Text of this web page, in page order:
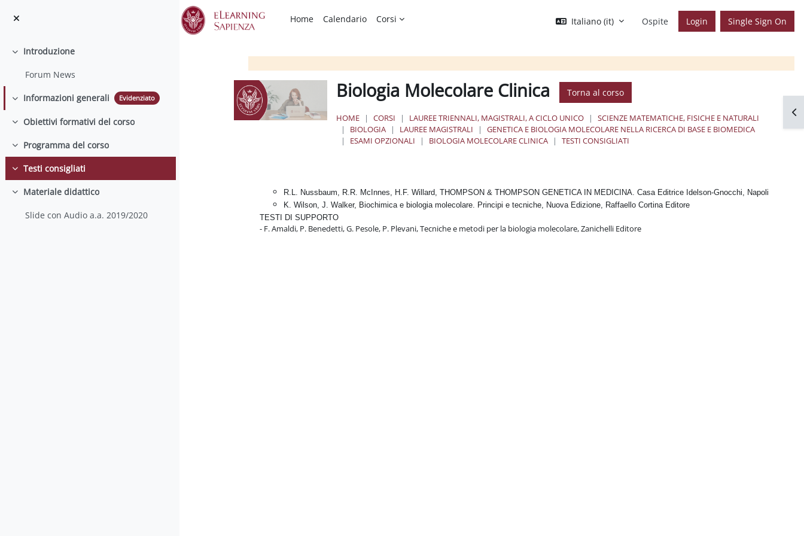
Home
Calendario Corsi Italiano ‎(it)‎ Ospite Login Single Sign On
Minimizza
Introduzione
Forum News
Minimizza
Informazioni generali Evidenziato
Minimizza
Obiettivi formativi del corso
Minimizza
Programma del corso
Minimizza
Testi consigliati
Minimizza
Materiale didattico
Slide con Audio a.a. 2019/2020
Biologia Molecolare Clinica Torna al corso
HOME CORSI LAUREE TRIENNALI, MAGISTRALI, A CICLO UNICO
SCIENZE MATEMATICHE, FISICHE E NATURALI
BIOLOGIA
LAUREE MAGISTRALI
GENETICA E BIOLOGIA MOLECOLARE NELLA RICERCA DI BASE E BIOMEDICA
ESAMI OPZIONALI
BIOLOGIA MOLECOLARE CLINICA TESTI CONSIGLIATI
Schema della sezione
R.L. Nussbaum, R.R. McInnes, H.F. Willard, THOMPSON & THOMPSON GENETICA IN MEDICINA. Casa Editrice Idelson-Gnocchi, Napoli
K. Wilson, J. Walker, Biochimica e biologia molecolare. Principi e tecniche, Nuova Edizione, Raffaello Cortina Editore
TESTI DI SUPPORTO
- F. Amaldi, P. Benedetti, G. Pesole, P. Plevani, Tecniche e metodi per la biologia molecolare, Zanichelli Editore